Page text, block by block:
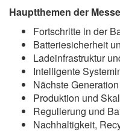
Hauptthemen der
Fortschritte in der
Batteriesicherheit
Ladeinfrastruktur
Intelligente
Nächste
Produktion und
Regulierung und
Nachhaltigkeit,